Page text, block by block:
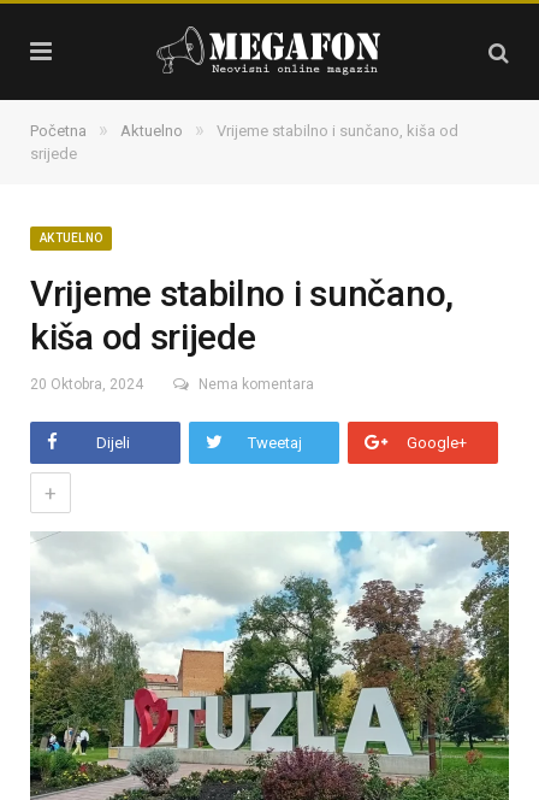
Početna » Aktuelno »
Vrijeme stabilno i sunčano, kiša od
srijede
AKTUELNO
Vrijeme stabilno i sunčano,
kiša od srijede
20 Oktobra, 2024 Nema komentara
Dijeli Tweetaj Google+
+